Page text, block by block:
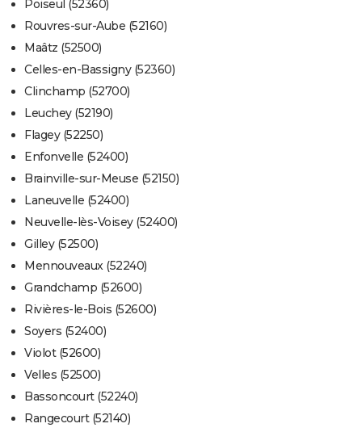
Poiseul (52360)
Rouvres-sur-Aube (52160)
Maâtz (52500)
Celles-en-Bassigny (52360)
Clinchamp (52700)
Leuchey (52190)
Flagey (52250)
Enfonvelle (52400)
Brainville-sur-Meuse (52150)
Laneuvelle (52400)
Neuvelle-lès-Voisey (52400)
Gilley (52500)
Mennouveaux (52240)
Grandchamp (52600)
Rivières-le-Bois (52600)
Soyers (52400)
Violot (52600)
Velles (52500)
Bassoncourt (52240)
Rangecourt (52140)